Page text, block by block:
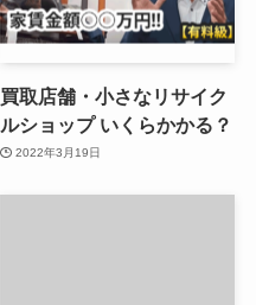
買取店舗・小さなリサイク
ルショップ いくらかかる？
2022年3月19日